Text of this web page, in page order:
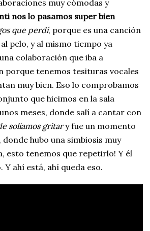
muy cómodas y
nos lo pasamos super bien
que perdí, porque es una canción
pelo, y al mismo tiempo ya
colaboración que iba a
porque tenemos tesituras vocales
muy bien. Eso lo comprobamos
que hicimos en la sala
meses, donde salí a cantar con
solíamos gritary fue un momento
hubo una simbiosis muy
esto tenemos que repetirlo! Y él
Y ahí está, ahí queda eso.